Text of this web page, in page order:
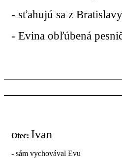
- sťahujú sa z
- Evina obľúbená
Otec: Ivan
- sám vychovával Evu